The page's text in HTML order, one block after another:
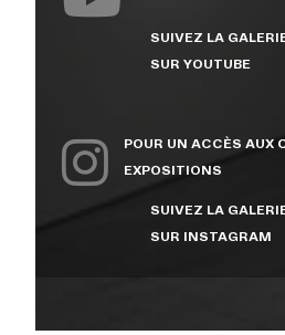
À PROPOS
NOUS JOINDRE
CENTRE
SUIVEZ LA
SUR YOUTUBE
POUR UN ACCÈS AUX
EXPOSITIONS
SUIVEZ LA
SUR INSTAGRAM